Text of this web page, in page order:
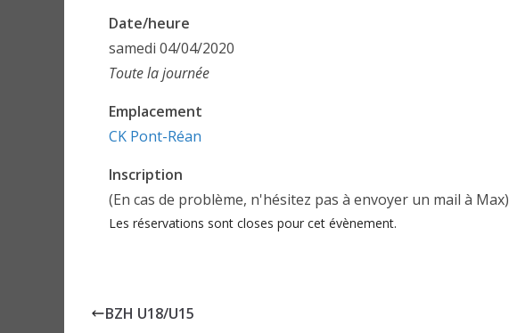
Date/heure
samedi 04/04/2020
Toute la journée
Emplacement
CK Pont-Réan
Inscription
(En cas de problème, n'hésitez pas à envoyer un mail à Max)
Les réservations sont closes pour cet évènement.
BZH U18/U15